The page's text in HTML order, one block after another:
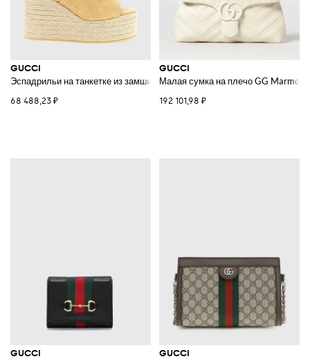
GUCCI
Эспадрильи на танкетке из замши с тисненым монограммой GG
68 488,23 ₽
GUCCI
Малая сумка на плечо GG Marmont
192 101,98 ₽
GUCCI GUCCI